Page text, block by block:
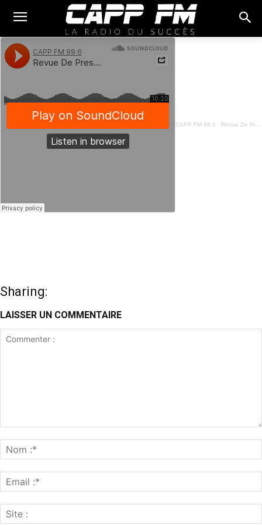
CAPP FM 99.6 · Revue De Presse Fon - 27 Mars 2023
Sharing:
LAISSER UN COMMENTAIRE